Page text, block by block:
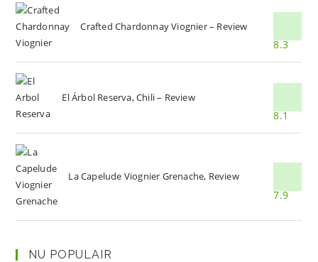
Crafted Chardonnay Viognier – Review
8.3
El Árbol Reserva, Chili – Review
8.1
La Capelude Viognier Grenache, Review
7.9
NU POPULAIR